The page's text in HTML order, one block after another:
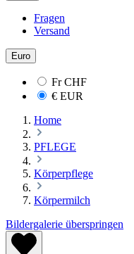
Fragen
Versand
Euro
FrCHF
€ EUR
Home
PFLEGE
Körperpflege
Körpermilch
Bildergalerie überspringen